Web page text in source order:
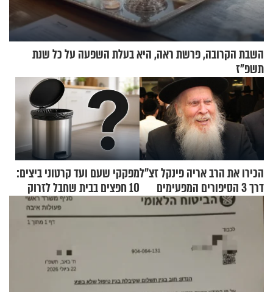
השבת הקרובה, פרשת ראה, היא בעלת השפעה על כל שנת
תשפ"ז
הכירו את הרב אריה פינקל זצ"ל
דרך 3 הסיפורים המפעימים
האלה
מפקקי שעם ועד קרטוני ביצים:
10 חפצים בבית שחבל לזרוק